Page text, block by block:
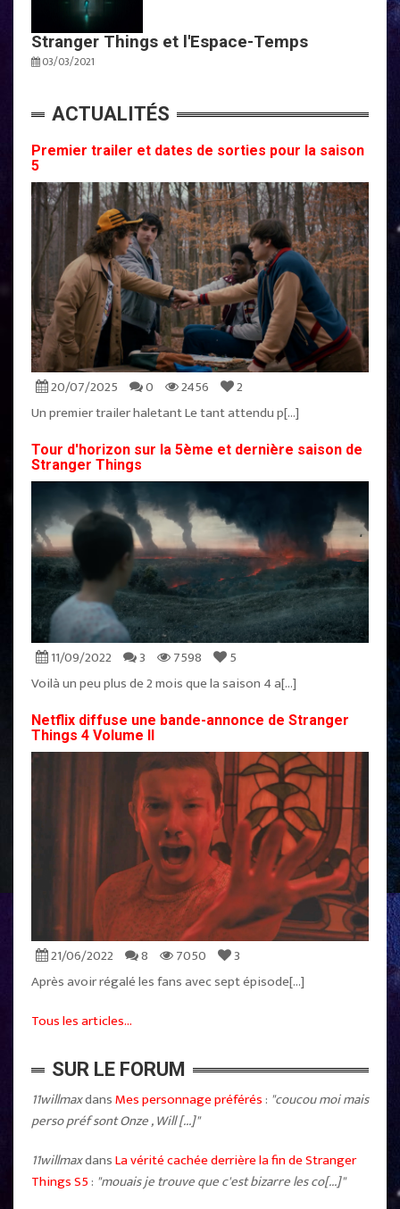
Stranger Things et l'Espace-Temps
03/03/2021
ACTUALITÉS
Premier trailer et dates de sorties pour la saison
5
20/07/2025 0 2456
2
Un premier trailer haletant Le tant attendu p[...]
Tour d'horizon sur la 5ème et dernière saison de
Stranger Things
11/09/2022 3 7598
5
Voilà un peu plus de 2 mois que la saison 4 a[...]
Netflix diffuse une bande-annonce de Stranger
Things 4 Volume II
21/06/2022 8 7050
3
Après avoir régalé les fans avec sept épisode[...]
Tous les articles...
SUR LE FORUM
11willmaxdansMes personnage préférés : "coucou moi mais
perso préf sont Onze , Will [...]"
11willmaxdansLa vérité cachée derrière la fin de Stranger
Things S5 : "mouais je trouve que c'est bizarre les co[...]"